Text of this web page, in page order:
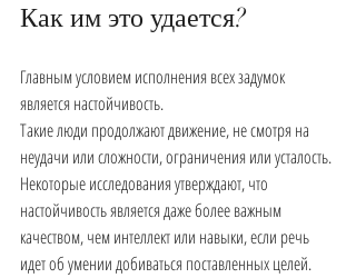
Как им это удается?
Главным условием исполнения всех задумок
является настойчивость.
Такие люди продолжают движение, не смотря на
неудачи или сложности, ограничения или усталость.
Некоторые исследования утверждают, что
настойчивость является даже более важным
качеством, чем интеллект или навыки, если речь
идет об умении добиваться поставленных целей.